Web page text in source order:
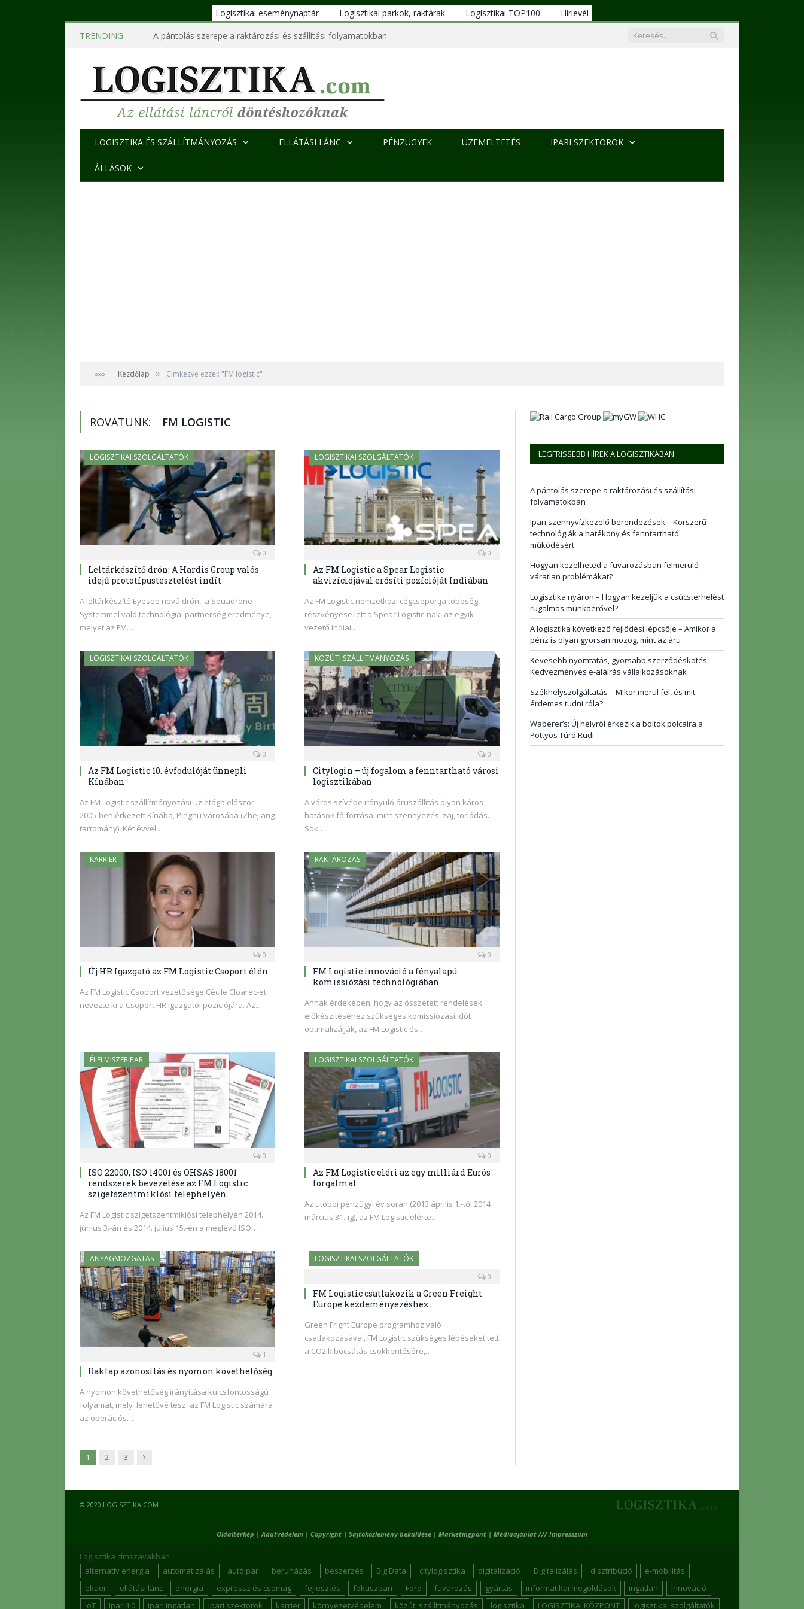
Logisztikai eseménynaptár Logisztikai parkok, raktárak Logisztikai TOP100
Hírlevél
TRENDING
A pántolás szerepe a raktározási és szállítási folyamatokban
LOGISZTIKA ÉS SZÁLLÍTMÁNYOZÁS ELLÁTÁSI LÁNC PÉNZÜGYEK ÜZEMELTETÉS IPARI SZEKTOROK
ÁLLÁSOK
»»» Kezdőlap » Címkézve ezzel: "FM logistic"
ROVATUNK: FM LOGISTIC
LOGISZTIKAI SZOLGÁLTATÓK
0
Leltárkészítő drón: A Hardis Group valós
idejű prototípustesztelést indít
A leltárkészítő Eyesee nevű drón, a Squadrone
Systemmel való technológiai partnerség eredménye,
melyet az FM…
LOGISZTIKAI SZOLGÁLTATÓK
0
Az FM Logistic a Spear Logistic
akvizíciójával erősíti pozícióját Indiában
Az FM Logistic nemzetközi cégcsoportja többségi
részvényese lett a Spear Logistic-nak, az egyik
vezető indiai…
LOGISZTIKAI SZOLGÁLTATÓK
0
Az FM Logistic 10. évfodulóját ünnepli
Kínában
Az FM Logistic szállítmányozási üzletága először
2005-ben érkezett Kínába, Pinghu városába (Zhejiang
tartomány). Két évvel…
KÖZÚTI SZÁLLÍTMÁNYOZÁS
0
Citylogin – új fogalom a fenntartható városi
logisztikában
A város szívébe irányuló áruszállítás olyan káros
hatások fő forrása, mint szennyezés, zaj, torlódás.
Sok…
KARRIER
0
Új HR Igazgató az FM Logistic Csoport élén
Az FM Logistic Csoport vezetősége Cécile Cloarec-et
nevezte ki a Csoport HR Igazgatói pozíciójára. Az…
RAKTÁROZÁS
0
FM Logistic innováció a fényalapú
komissiózási technológiában
Annak érdekében, hogy az összetett rendelések
előkészítéséhez szükséges komissiózási időt
optimalizálják, az FM Logistic és…
ÉLELMISZERIPAR
0
ISO 22000; ISO 14001 és OHSAS 18001
rendszerek bevezetése az FM Logistic
szigetszentmiklósi telephelyén
Az FM Logistic szigetszentmiklósi telephelyén 2014.
június 3.-án és 2014. július 15.-én a meglévő ISO…
LOGISZTIKAI SZOLGÁLTATÓK
0
Az FM Logistic eléri az egy milliárd Eurós
forgalmat
Az utóbbi pénzügyi év során (2013 április 1.-től 2014
március 31.-ig), az FM Logistic elérte…
ANYAGMOZGATÁS
1
Raklap azonosítás és nyomon követhetőség
A nyomon követhetőség irányítása kulcsfontosságú
folyamat, mely lehetővé teszi az FM Logistic számára
az operációs…
LOGISZTIKAI SZOLGÁLTATÓK
0
FM Logistic csatlakozik a Green Freight
Europe kezdeményezéshez
Green Fright Europe programhoz való
csatlakozásával, FM Logistic szükséges lépéseket tett
a CO2 kibocsátás csökkentésére,…
1 2 3 Következő
LEGFRISSEBB HÍREK A LOGISZTIKÁBAN
A pántolás szerepe a raktározási és szállítási
folyamatokban
Ipari szennyvízkezelő berendezések – Korszerű
technológiák a hatékony és fenntartható
működésért
Hogyan kezelheted a fuvarozásban felmerülő
váratlan problémákat?
Logisztika nyáron – Hogyan kezeljük a csúcsterhelést
rugalmas munkaerővel?
A logisztika következő fejlődési lépcsője – Amikor a
pénz is olyan gyorsan mozog, mint az áru
Kevesebb nyomtatás, gyorsabb szerződéskötés –
Kedvezményes e-aláírás vállalkozásoknak
Székhelyszolgáltatás – Mikor merül fel, és mit
érdemes tudni róla?
Waberer’s: Új helyről érkezik a boltok polcaira a
Pöttyös Túró Rudi
© 2020 LOGISZTIKA.COM
Oldaltérkép |Adatvédelem | Copyright | Sajtóközlemény beküldése | Marketingpont | Médiaajánlat /// Impresszum
Logisztika címszavakban
alternatív energia
automatizálás autóipar beruházás beszerzés Big Data citylogisztika digitalizáció Digitalizálás disztribúció
e-mobilitás
ekaer
ellátási lánc energia expressz és csomag fejlesztés fokuszban Ford fuvarozás gyártás informatikai megoldások ingatlan
innováció
IoT
Ipar 4.0 ipari ingatlan ipari szektorok karrier környezetvédelem közúti szállítmányozás logisztika LOGISZTIKAI KÖZPONT logisztikai szolgáltatók